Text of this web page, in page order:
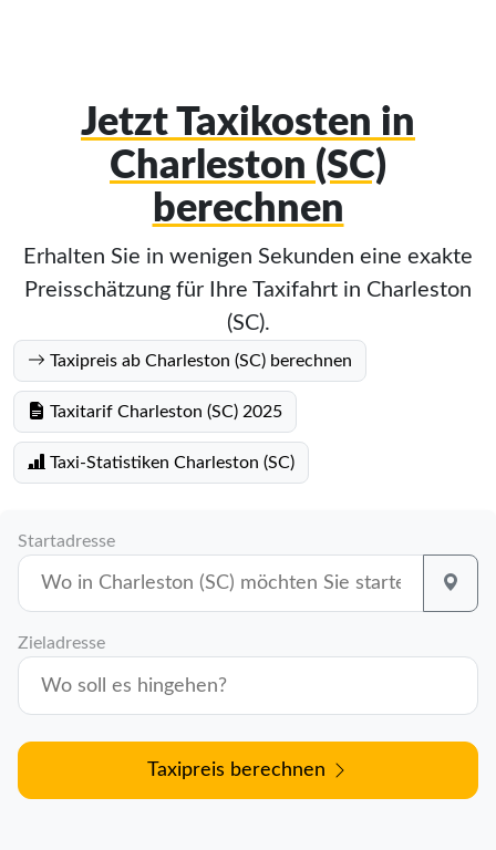
Jetzt Taxikosten in
Charleston (SC)
berechnen
Erhalten Sie in wenigen Sekunden eine exakte
Preisschätzung für Ihre Taxifahrt in Charleston
(SC).
Taxipreis ab Charleston (SC) berechnen
Taxitarif Charleston (SC) 2025
Taxi-Statistiken Charleston (SC)
Startadresse
Zieladresse
Taxipreis berechnen